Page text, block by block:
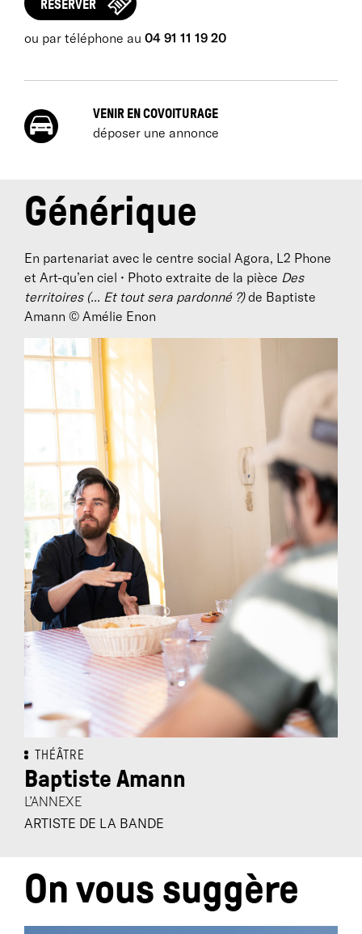
RÉSERVER
ou par téléphone au 04 91 11 19 20
VENIR EN COVOITURAGE
déposer une annonce
Générique
En partenariat avec le centre social Agora, L2 Phone
et Art-qu’en ciel • Photo extraite de la pièce Des
territoires (... Et tout sera pardonné ?)de Baptiste
Amann © Amélie Enon
THÉÂTRE
Baptiste Amann
L’ANNEXE
ARTISTE DE LA BANDE
On vous suggère